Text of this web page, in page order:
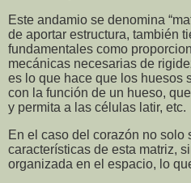
Este andamio se denomina
de aportar estructura, también
fundamentales como
mecánicas necesarias de
es lo que hace que los huesos
con la función de un hueso,
y permita a las células latir, etc.
En el caso del corazón no solo
características de esta matriz,
organizada en el espacio, lo